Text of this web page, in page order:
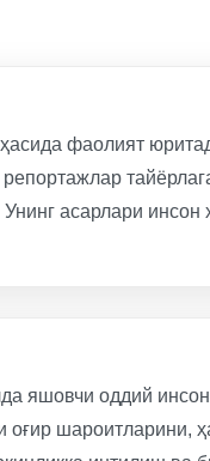
фаолият
асарлари инсон
яшовчи оддий
оғир шароитларини,